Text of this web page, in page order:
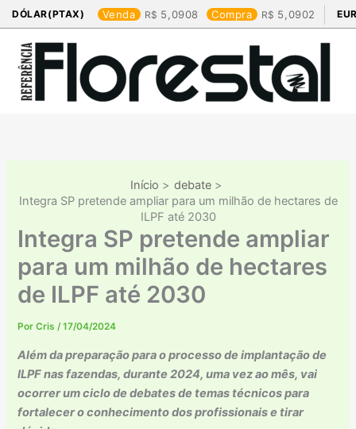
DÓLAR(PTAX) Venda 5,0908 Compra 5,0902
para
conteúdo
Início
debate
Integra SP pretende ampliar para um milhão de hectares de
ILPF até 2030
Integra SP pretende ampliar
para um milhão de hectares
de ILPF até 2030
PorCris/17/04/2024
Além da preparação para o processo de implantação de
ILPF nas fazendas, durante 2024, uma vez ao mês, vai
ocorrer um ciclo de debates de temas técnicos para
fortalecer o conhecimento dos profissionais e tirar